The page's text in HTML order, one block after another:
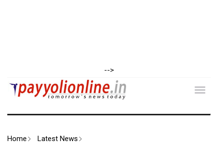
-->
Home Latest News